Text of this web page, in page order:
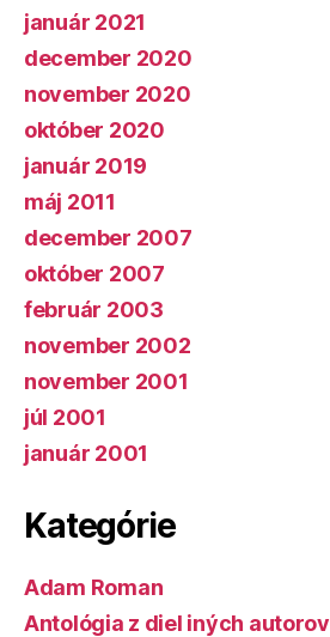
január 2021
december 2020
november 2020
október 2020
január 2019
máj 2011
december 2007
október 2007
február 2003
november 2002
november 2001
júl 2001
január 2001
Kategórie
Adam Roman
Antológia z diel iných autorov